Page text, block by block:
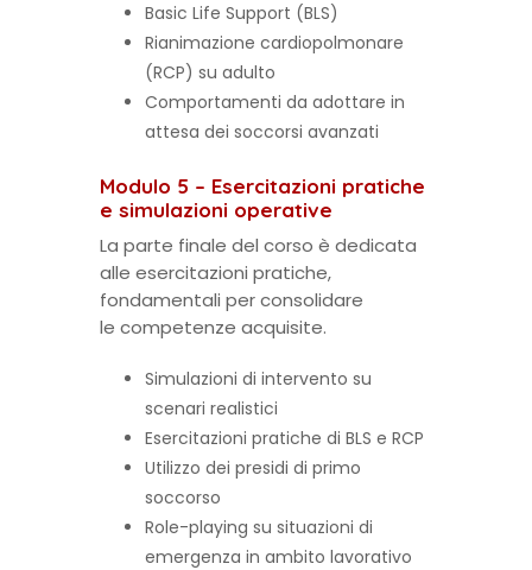
Basic Life Support (BLS)
Rianimazione cardiopolmonare
(RCP) su adulto
Comportamenti da adottare in
attesa dei soccorsi avanzati
Modulo 5 – Esercitazioni pratiche
e simulazioni operative
La parte finale del corso è dedicata
alle esercitazioni pratiche,
fondamentali per consolidare
le competenze acquisite.
Simulazioni di intervento su
scenari realistici
Esercitazioni pratiche di BLS e RCP
Utilizzo dei presidi di primo
soccorso
Role-playing su situazioni di
emergenza in ambito lavorativo